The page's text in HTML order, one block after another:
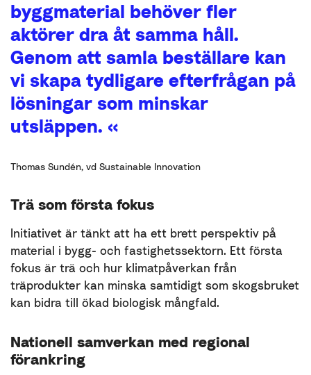
byggmaterial behöver fler
aktörer dra åt samma håll.
Genom att samla beställare kan
vi skapa tydligare efterfrågan på
lösningar som minskar
utsläppen. «
Thomas Sundén, vd Sustainable Innovation
Trä som första fokus
Initiativet är tänkt att ha ett brett perspektiv på
material i bygg- och fastighetssektorn. Ett första
fokus är trä och hur klimatpåverkan från
träprodukter kan minska samtidigt som skogsbruket
kan bidra till ökad biologisk mångfald.
Nationell samverkan med regional
förankring